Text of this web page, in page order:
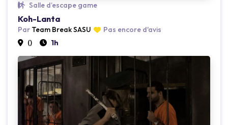
Loading...
Salle d’escape game
Koh-Lanta
Par Team Break SASU
Pas encore d'avis
()
1h